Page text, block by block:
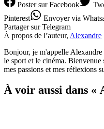
Postersur Facebook
Pinterest
Envoyervia
Partagersur Telegram
À propos de l’auteur, Alexandre
Bonjour, je m'appelle Alexandre
le sport et le cinéma.
mes passions et mes réflexions
À voir aussi dans «